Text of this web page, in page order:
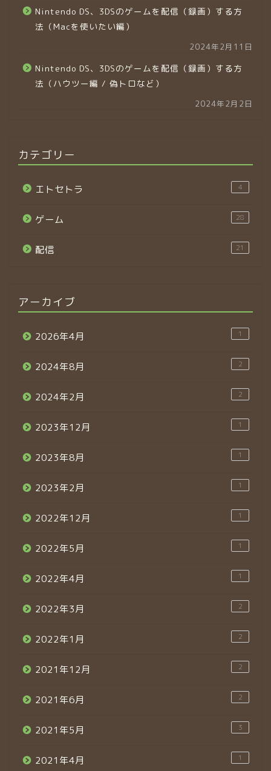
Nintendo DS、3DSのゲームを配信（録画）する方
法（Macを使いたい編）
2024年2月11日
Nintendo DS、3DSのゲームを配信（録画）する方
法（ハウツー編 / 偽トロなど）
2024年2月2日
カテゴリー
エトセトラ 4
ゲーム 28
配信 21
アーカイブ
2026年4月 1
2024年8月 2
2024年2月 2
2023年12月 1
2023年8月 1
2023年2月 1
2022年12月 1
2022年5月 1
2022年4月 1
2022年3月 2
2022年1月 2
2021年12月 2
2021年6月 2
2021年5月 3
2021年4月 1